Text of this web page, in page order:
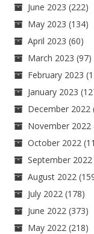
June 2023 (222)
May 2023 (134)
April 2023 (60)
March 2023 (97)
February 2023
January 2023
December 2022
November 2022
October 2022
September 2022
August 2022
July 2022 (178)
June 2022 (373)
May 2022 (218)